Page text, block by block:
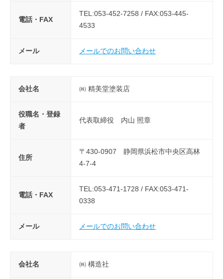
電話・FAX
TEL:053-452-7258 / FAX:053-445-
4533
メール メールでのお問い合わせ
会社名 ㈱ 精美堂塗装店
役職名・登録
者
代表取締役 内山 照章
住所
〒430-0907 静岡県浜松市中央区高林
4-7-4
電話・FAX
TEL:053-471-1728 / FAX:053-471-
0338
メール メールでのお問い合わせ
会社名 ㈱ 構造社